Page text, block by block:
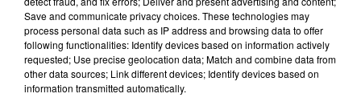
Save and communicate privacy choices. These technologies may
process personal data such as IP address and browsing data to offer
following functionalities: Identify devices based on information actively
requested; Use precise geolocation data; Match and combine data from
other data sources; Link different devices; Identify devices based on
information transmitted automatically.